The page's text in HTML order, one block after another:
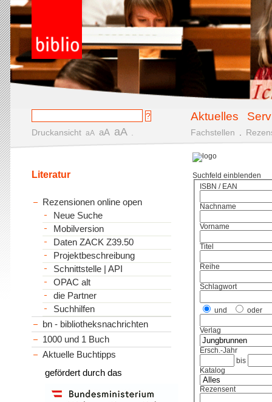
Aktuelles
Druckansicht aA aA aA Fachstellen
Suchfeld einblenden
ISBN / EAN
Nachname
Vorname
Titel
Reihe
Schlagwort
und oder
Verlag
Ersch.-Jahr
bis
Katalog
Rezensent
Literatur
Rezensionen online open
Neue Suche
Mobilversion
Daten ZACK Z39.50
Projektbeschreibung
Schnittstelle | API
OPAC alt
die Partner
Suchhilfen
bn - bibliotheksnachrichten
1000 und 1 Buch
Aktuelle Buchtipps
gefördert durch das